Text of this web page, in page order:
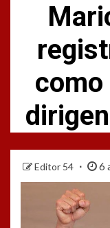
como
Editor 54 6